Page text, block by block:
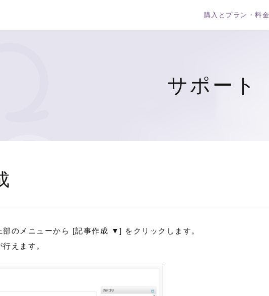
購入とプラン・料金
サポート
部のメニューから [記事作成 ▼] をクリックします。
えます。